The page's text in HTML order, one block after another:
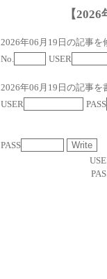
【
2026年06月19日の記事を
No.
USER
2026年06月19日の記事を
USER
PASS
PASS